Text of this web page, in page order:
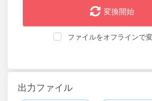
変換開始
ファイルをオフラインで
出力ファイル